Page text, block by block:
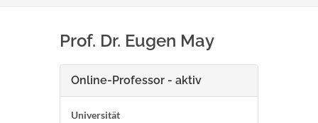
Prof. Dr. Eugen May
Online-Professor - aktiv
Universität